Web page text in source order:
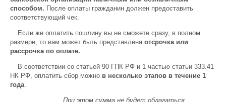
способом. После оплаты гражданин должен предоставить
соответствующий чек.
Если же оплатить пошлину вы не сможете сразу, в полном
размере, то вам может быть представлена отсрочка или
рассрочка по оплате.
В соответствии со статьей 90 ГПК РФ и 1 частью статьи 333.41
НК РФ, оплатить сбор можно в несколько этапов в течение 1
года.
При этом сумма не будет облагаться